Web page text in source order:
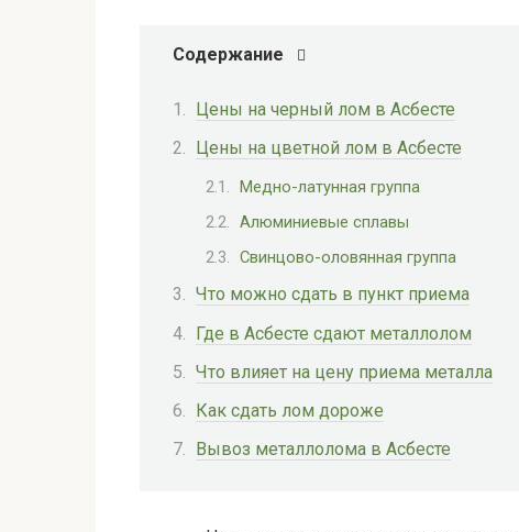
Содержание
Цены на черный лом в Асбесте
Цены на цветной лом в Асбесте
Медно-латунная группа
Алюминиевые сплавы
Свинцово-оловянная группа
Что можно сдать в пункт приема
Где в Асбесте сдают металлолом
Что влияет на цену приема металла
Как сдать лом дороже
Вывоз металлолома в Асбесте